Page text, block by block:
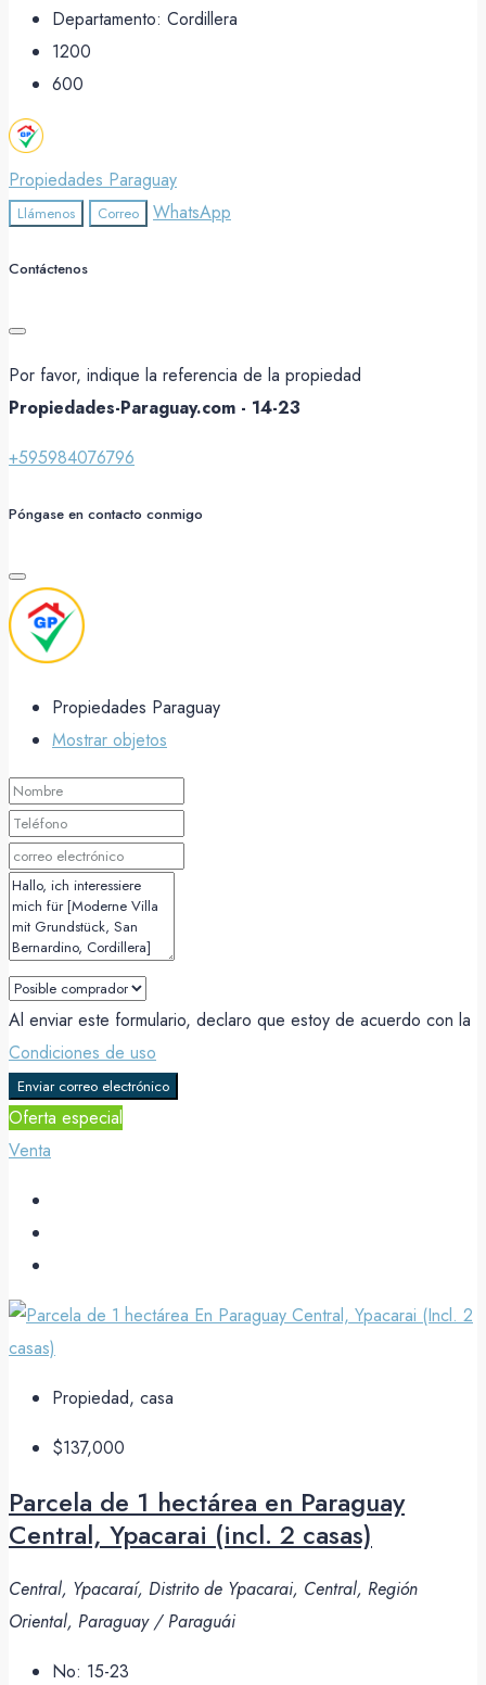
Departamento: Cordillera
1200
600
Propiedades Paraguay
Llámenos Correo WhatsApp
Contáctenos
Por favor, indique la referencia de la propiedad
Propiedades-Paraguay.com - 14-23
+595984076796
Póngase en contacto conmigo
Propiedades Paraguay
Mostrar objetos
Al enviar este formulario, declaro que estoy de acuerdo con la
Condiciones de uso
Enviar correo electrónico
Oferta especial
Venta
Propiedad, casa
$137,000
Parcela de 1 hectárea en Paraguay
Central, Ypacarai (incl. 2 casas)
Central, Ypacaraí, Distrito de Ypacarai, Central, Región
Oriental, Paraguay / Paraguái
No: 15-23